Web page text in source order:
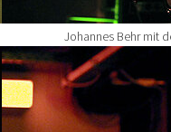
Johannes Behr mit
Show larger version for: